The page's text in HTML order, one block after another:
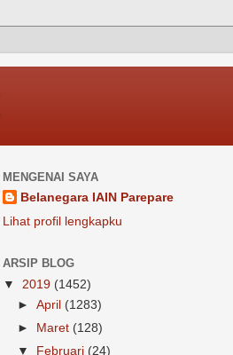
MENGENAI SAYA
Belanegara IAIN Parepare
Lihat profil lengkapku
ARSIP BLOG
▼ 2019 (1452)
►April (1283)
►
Maret (128)
▼
Februari (24)